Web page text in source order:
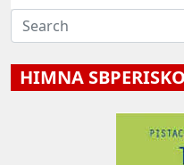
HIMNA